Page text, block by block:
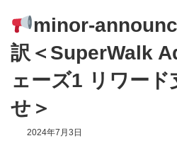
minor-
訳＜SuperWalk
ェーズ1 リワード
せ＞
2024年7月3日